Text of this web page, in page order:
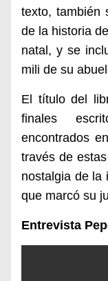
texto, también
de la historia
natal, y se
mili de su
El título del
finales
encontrados
través de
nostalgia de la
que marcó su
Entrevista